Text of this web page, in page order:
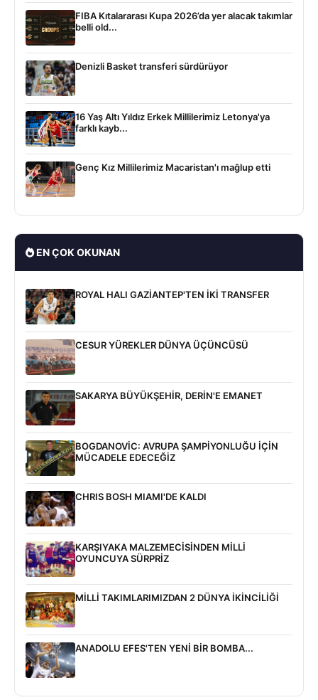
FIBA Kıtalararası Kupa 2026’da yer alacak takımlar
belli old...
Denizli Basket transferi sürdürüyor
16 Yaş Altı Yıldız Erkek Millilerimiz Letonya'ya
farklı kayb...
Genç Kız Millilerimiz Macaristan'ı mağlup etti
EN ÇOK OKUNAN
ROYAL HALI GAZİANTEP'TEN İKİ TRANSFER
CESUR YÜREKLER DÜNYA ÜÇÜNCÜSÜ
SAKARYA BÜYÜKŞEHİR, DERİN'E EMANET
BOGDANOVİC: AVRUPA ŞAMPİYONLUĞU İÇİN
MÜCADELE EDECEĞİZ
CHRIS BOSH MIAMI'DE KALDI
KARŞIYAKA MALZEMECİSİNDEN MİLLİ
OYUNCUYA SÜRPRİZ
MİLLİ TAKIMLARIMIZDAN 2 DÜNYA İKİNCİLİĞİ
ANADOLU EFES'TEN YENİ BİR BOMBA...